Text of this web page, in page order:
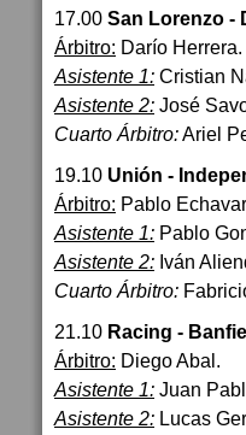
17.00 San Lorenzo -
Árbitro: Darío Herrera.
Asistente 1: Cristian
Asistente 2: José
Cuarto Árbitro:Ariel
19.10 Unión -
Árbitro: Pablo
Asistente 1: Pablo
Asistente 2: Iván
Cuarto Árbitro:
21.10 Racing -
Árbitro: Diego Abal.
Asistente 1: Juan
Asistente 2: Lucas